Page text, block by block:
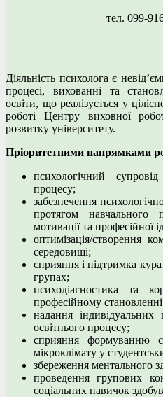
тел. 099-
Діяльність психолога є
процесі, вихованні та
освіти, що реалізується у
роботі Центру виховної
розвитку університету.
Пріоритетними напрямками
психологічний
процесу;
забезпечення
протягом
мотивації та професійної
оптимізація/створення
середовищі;
сприяння і підтримка
групах;
психодіагностика та
професійному становленні
надання індивідуальних
освітнього процесу;
сприяння формуванню
мікроклімату у
збереження ментального
проведення групових
соціальних навичок